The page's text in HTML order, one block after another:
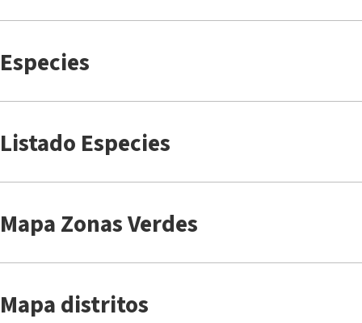
Especies
Listado Especies
Mapa Zonas Verdes
Mapa distritos